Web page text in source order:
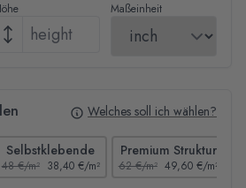
Maßeinheit
Welches soll ich wählen?
Selbstklebende
48 €/m² 38,40 €/m²
Premium Struktur
62 €/m² 49,60 €/m²